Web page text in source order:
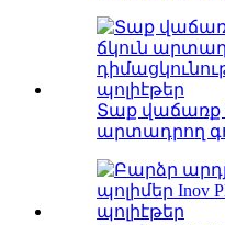
Տաք վաճառք
արտադրող